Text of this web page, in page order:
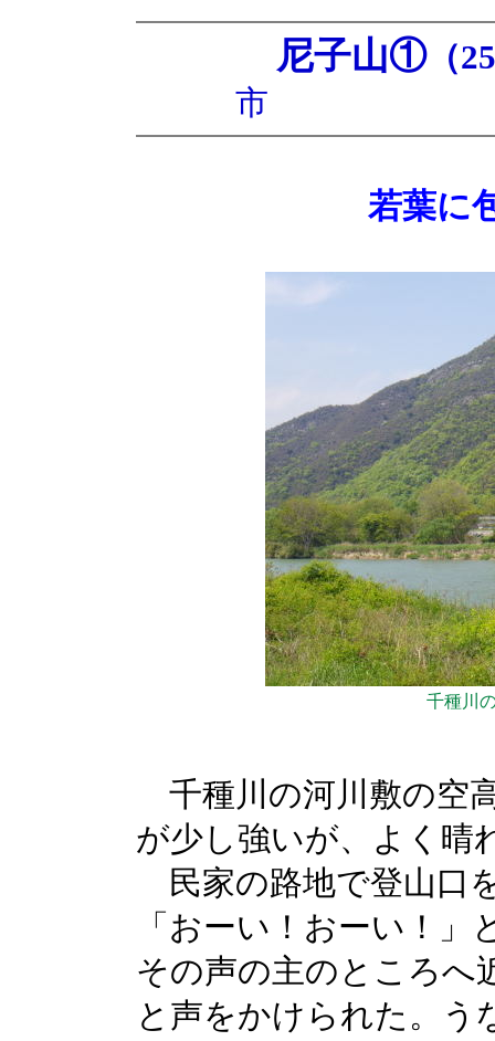
尼子山①（
市 25000
若葉に
千種川
千種川の河川敷の空
が少し強いが、よく晴
民家の路地で登山口
「おーい！おーい！
その声の主のところへ
と声をかけられた。う